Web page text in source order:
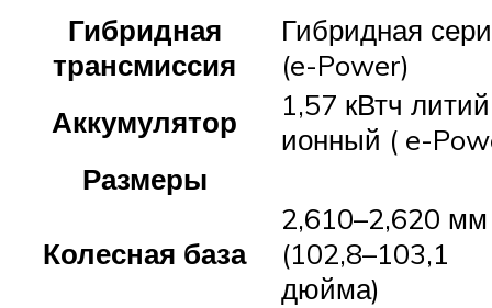
Гибридная
трансмиссия
Гибридная
(e-Power)
Аккумулятор
1,57 кВтч
ионный ( e-
Размеры
Колесная база
2,610–2,620 мм
(102,8–103,1
дюйма)